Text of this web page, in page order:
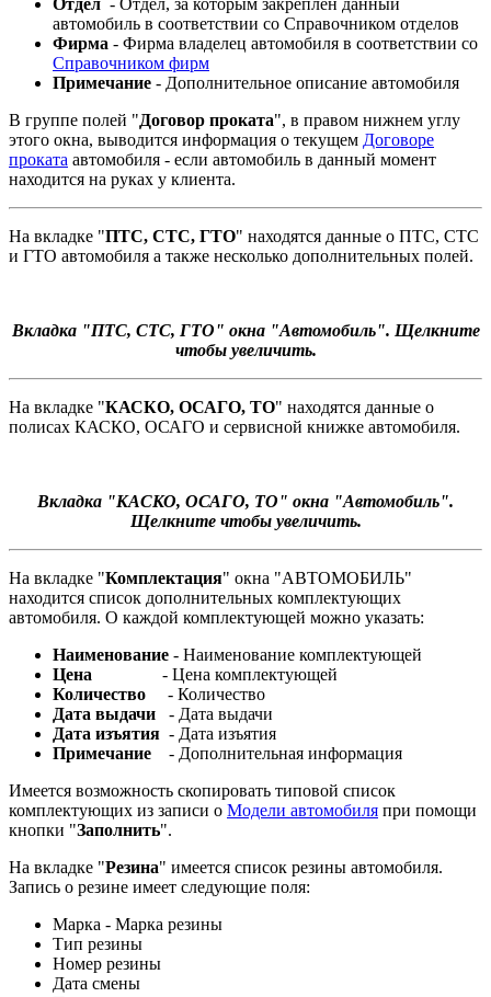
автомобиль в соответствии со Справочником отделов
Фирма - Фирма владелец автомобиля в соответствии со
Справочником фирм
Примечание - Дополнительное описание автомобиля
В группе полей "Договор проката", в правом нижнем углу
этого окна, выводится информация о текущем Договоре
проката автомобиля - если автомобиль в данный момент
находится на руках у клиента.
На вкладке "ПТС, СТС, ГТО" находятся данные о ПТС, СТС
и ГТО автомобиля а также несколько дополнительных полей.
Вкладка "ПТС, СТС, ГТО" окна "Автомобиль". Щелкните
чтобы увеличить.
На вкладке "КАСКО, ОСАГО, ТО" находятся данные о
полисах КАСКО, ОСАГО и сервисной книжке автомобиля.
Вкладка "КАСКО, ОСАГО, ТО" окна "Автомобиль".
Щелкните чтобы увеличить.
На вкладке "Комплектация" окна "АВТОМОБИЛЬ"
находится список дополнительных комплектующих
автомобиля. О каждой комплектующей можно указать:
Наименование - Наименование комплектующей
Цена - Цена комплектующей
Количество - Количество
Дата выдачи - Дата выдачи
Дата изъятия - Дата изъятия
Примечание - Дополнительная информация
Имеется возможность скопировать типовой список
комплектующих из записи о Модели автомобиля при помощи
кнопки "Заполнить".
На вкладке "Резина" имеется список резины автомобиля.
Запись о резине имеет следующие поля:
Марка - Марка резины
Тип резины
Номер резины
Дата смены